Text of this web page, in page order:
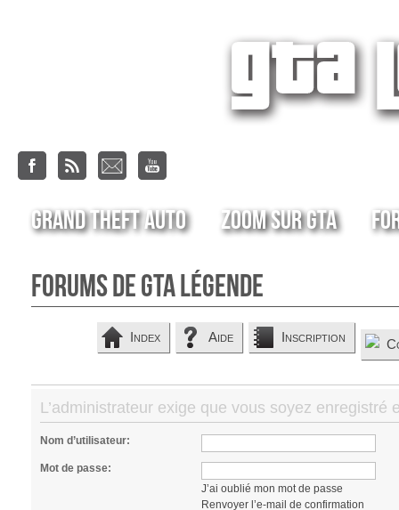
Grand Theft Auto Zoom sur GTA
Forums de GTA Légende
Index Aide Inscription
L’administrateur exige que vous soyez
Nom d’utilisateur:
Mot de passe:
J’ai oublié mon mot de passe
Renvoyer l’e-mail de confirmation